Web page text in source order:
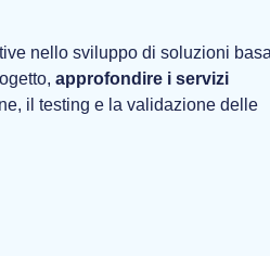
nello sviluppo di soluzioni
approfondire i servizi
il testing e la validazione delle